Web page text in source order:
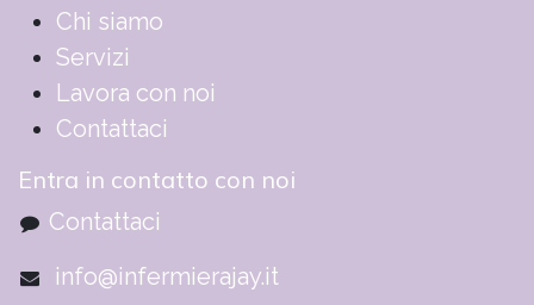
Chi siamo
Servizi
Lavora con noi
Contattaci
Entra in contatto con noi
Contattaci
info@infermierajay.it